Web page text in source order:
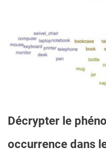
Décrypter le
occurrence dans